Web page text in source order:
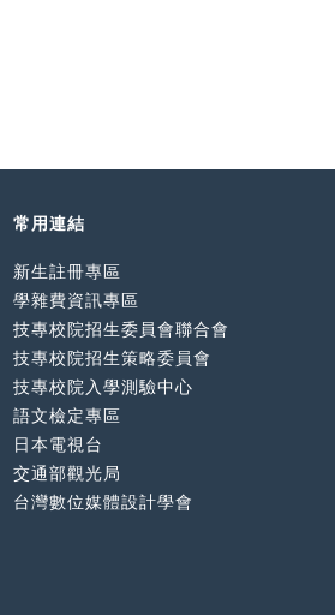
常用連結
新生註冊專區
學雜費資訊專區
技專校院招生委員會聯合會
技專校院招生策略委員會
技專校院入學測驗中心
語文檢定專區
日本電視台
交通部觀光局
台灣數位媒體設計學會